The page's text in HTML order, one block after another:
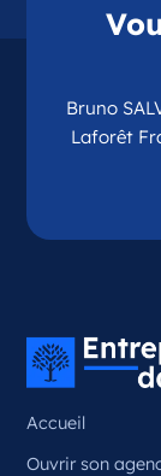
Bruno
Laforêt
Accueil
Ouvrir son